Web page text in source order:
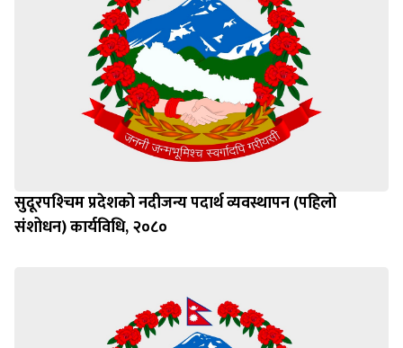
सुदूरपश्‍चिम प्रदेशको नदीजन्य पदार्थ व्यवस्थापन (पहिलो
संशोधन) कार्यविधि, २०८०